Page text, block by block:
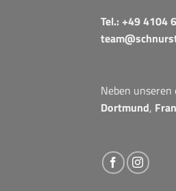
Tel.:+49 4104
Neben
Dortmund,